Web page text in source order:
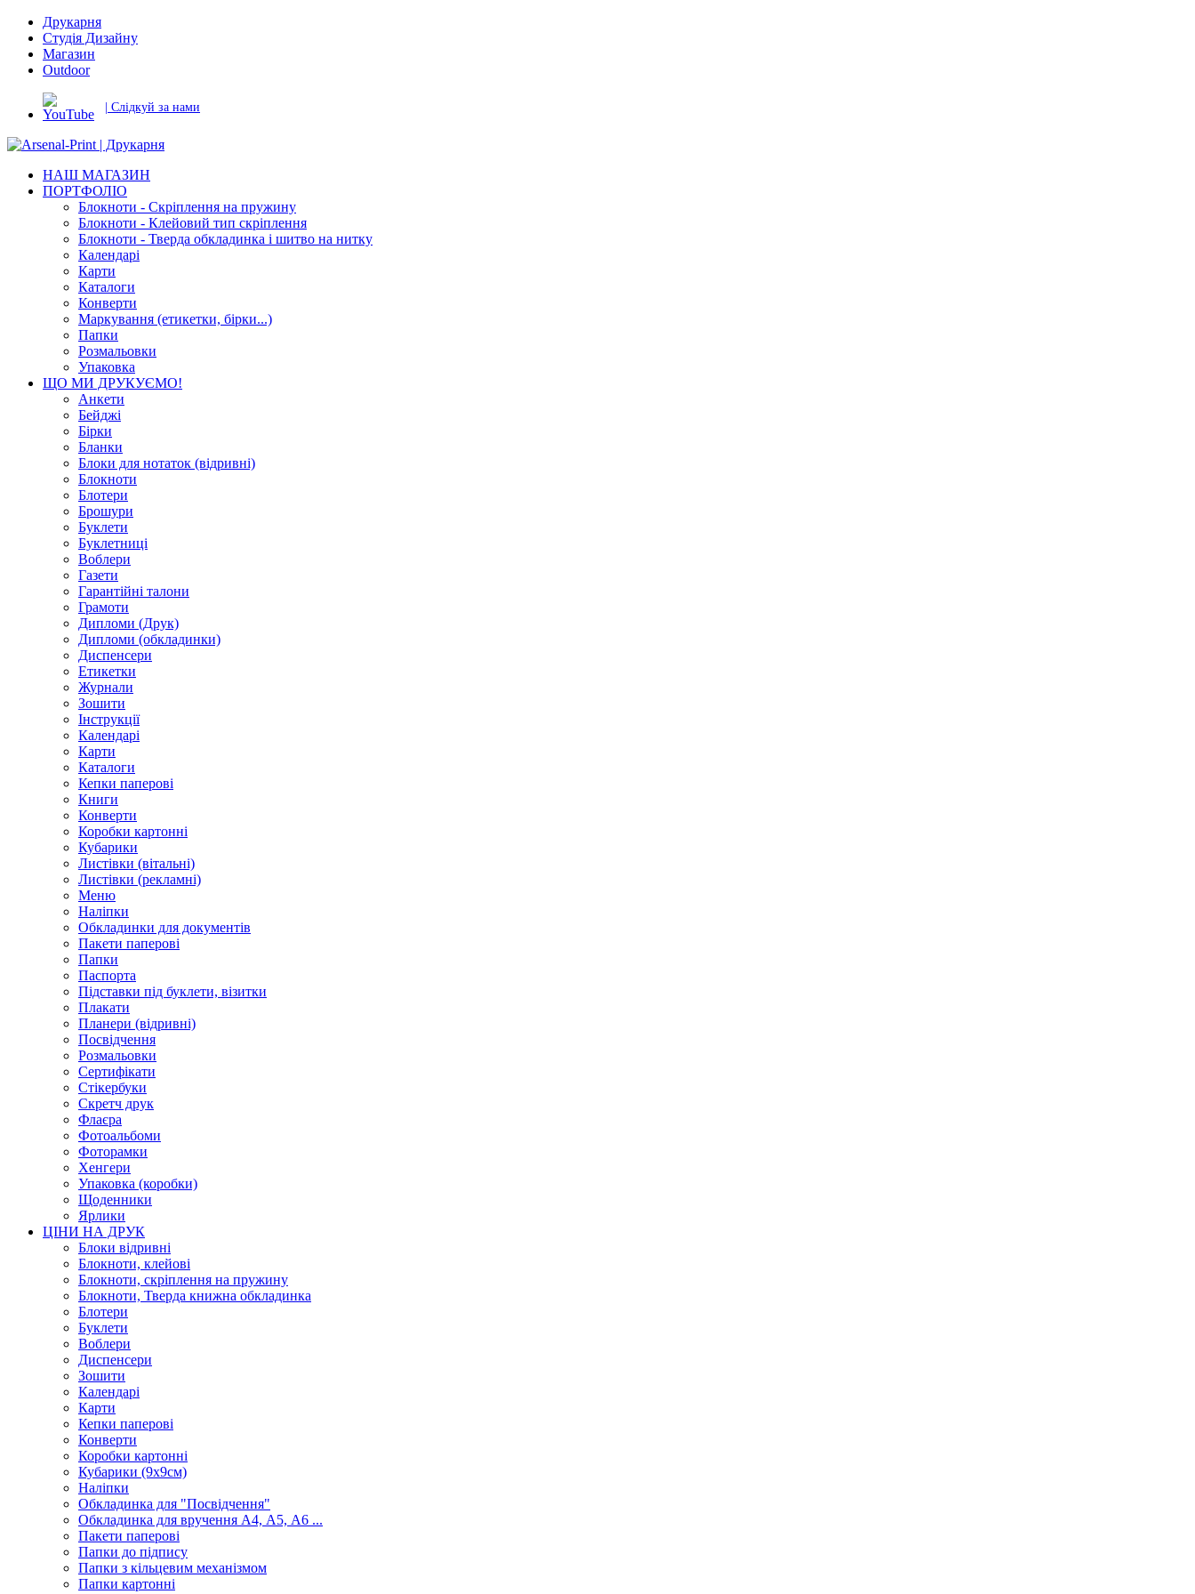
Друкарня
Студія Дизайну
Магазин
Outdoor
| Слідкуй за нами
НАШ МАГАЗИН
ПОРТФОЛІО
Блокноти - Скріплення на пружину
Блокноти - Клейовий тип скріплення
Блокноти - Тверда обкладинка і шитво на нитку
Календарі
Карти
Каталоги
Конверти
Маркування (етикетки, бірки...)
Папки
Розмальовки
Упаковка
ЩО МИ ДРУКУЄМО!
Анкети
Бейджі
Бірки
Бланки
Блоки для нотаток (відривні)
Блокноти
Блотери
Брошури
Буклети
Буклетниці
Воблери
Газети
Гарантійні талони
Грамоти
Дипломи (Друк)
Дипломи (обкладинки)
Диспенсери
Етикетки
Журнали
Зошити
Інструкції
Календарі
Карти
Каталоги
Кепки паперові
Книги
Конверти
Коробки картонні
Кубарики
Листівки (вітальні)
Листівки (рекламні)
Меню
Наліпки
Обкладинки для документів
Пакети паперові
Папки
Паспорта
Підставки під буклети, візитки
Плакати
Планери (відривні)
Посвідчення
Розмальовки
Сертифікати
Стікербуки
Скретч друк
Флаєра
Фотоальбоми
Фоторамки
Хенгери
Упаковка (коробки)
Щоденники
Ярлики
ЦІНИ НА ДРУК
Блоки відривні
Блокноти, клейові
Блокноти, скріплення на пружину
Блокноти, Тверда книжна обкладинка
Блотери
Буклети
Воблери
Диспенсери
Зошити
Календарі
Карти
Кепки паперові
Конверти
Коробки картонні
Кубарики (9х9см)
Наліпки
Обкладинка для "Посвідчення"
Обкладинка для вручення А4, А5, А6 ...
Пакети паперові
Папки до підпису
Папки з кільцевим механізмом
Папки картонні